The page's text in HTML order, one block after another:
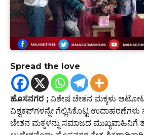
Spread the love
ಹೊಸನಗರ ; ವಿಶೇಷ ಚೇತನ ಮಕ್ಕಳು
ವಿಶ್ವಕಪ್‌ಗಳನ್ನೇ ಗೆಲ್ಲಿಸಿಕೊಟ್ಟ
ಚೇತನ ಮಕ್ಕಳನ್ನು ಸಮಾಜದ ಮುಖ್ಯವಾಹಿನಿಗೆ